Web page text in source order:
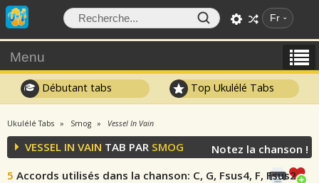
Fr
Menu
Débutant tabs Top Ukulélé Tabs
Ukulélé Tabs Smog Vessel In Vain
VESSEL IN VAIN TAB PAR SMOG
5 Accords utilisés dans la chanson: C, G, Fsus4, F, Fsus2
Notez la chanson !